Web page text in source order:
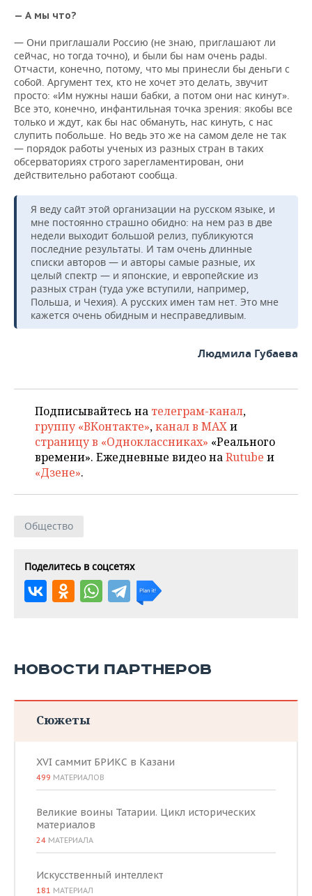
— А мы что?
— Они приглашали Россию (не знаю, приглашают ли
сейчас, но тогда точно), и были бы нам очень рады.
Отчасти, конечно, потому, что мы принесли бы деньги с
собой. Аргумент тех, кто не хочет это делать, звучит
просто: «Им нужны наши бабки, а потом они нас кинут».
Все это, конечно, инфантильная точка зрения: якобы все
только и ждут, как бы нас обмануть, нас кинуть, с нас
слупить побольше. Но ведь это же на самом деле не так
— порядок работы ученых из разных стран в таких
обсерваториях строго зарегламентирован, они
действительно работают сообща.
Я веду сайт этой организации на русском языке, и
мне постоянно страшно обидно: на нем раз в две
недели выходит большой релиз, публикуются
последние результаты. И там очень длинные
списки авторов — и авторы самые разные, их
целый спектр — и японские, и европейские из
разных стран (туда уже вступили, например,
Польша, и Чехия). А русских имен там нет. Это мне
кажется очень обидным и несправедливым.
Людмила Губаева
Подписывайтесь на телеграм-канал,
группу «ВКонтакте»,канал в MAXи
страницу в «Одноклассниках» «Реального
времени». Ежедневные видео наRutube и
«Дзене».
Общество
Поделитесь в соцсетях
НОВОСТИ ПАРТНЕРОВ
Сюжеты
XVI саммит БРИКС в Казани
499 МАТЕРИАЛОВ
Великие воины Татарии. Цикл исторических
материалов
24 МАТЕРИАЛА
Искусственный интеллект
181 МАТЕРИАЛ